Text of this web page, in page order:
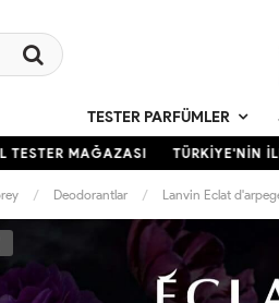
TESTER PARFÜMLER
MAĞAZASI TÜRKİYE'NİN
Deodorantlar Lanvin Eclat